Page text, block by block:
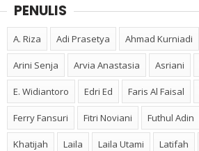
PENULIS
A. Riza Adi Prasetya Ahmad Kurniadi
Arini Senja Arvia Anastasia Asriani
E. Widiantoro Edri Ed Faris Al Faisal
Ferry Fansuri Fitri Noviani Futhul Adin
Khatijah Laila Laila Utami Latifah